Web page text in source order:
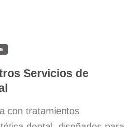
Servicios de
con tratamientos